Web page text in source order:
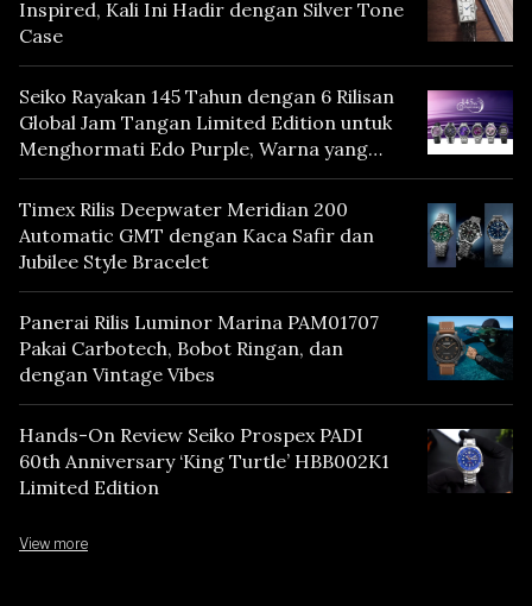
Inspired, Kali Ini Hadir dengan Silver Tone
Case
Seiko Rayakan 145 Tahun dengan 6 Rilisan
Global Jam Tangan Limited Edition untuk
Menghormati Edo Purple, Warna yang
Mencerminkan Warisan Tokyo
Timex Rilis Deepwater Meridian 200
Automatic GMT dengan Kaca Safir dan
Jubilee Style Bracelet
Panerai Rilis Luminor Marina PAM01707
Pakai Carbotech, Bobot Ringan, dan
dengan Vintage Vibes
Hands-On Review Seiko Prospex PADI
60th Anniversary ‘King Turtle’ HBB002K1
Limited Edition
View more